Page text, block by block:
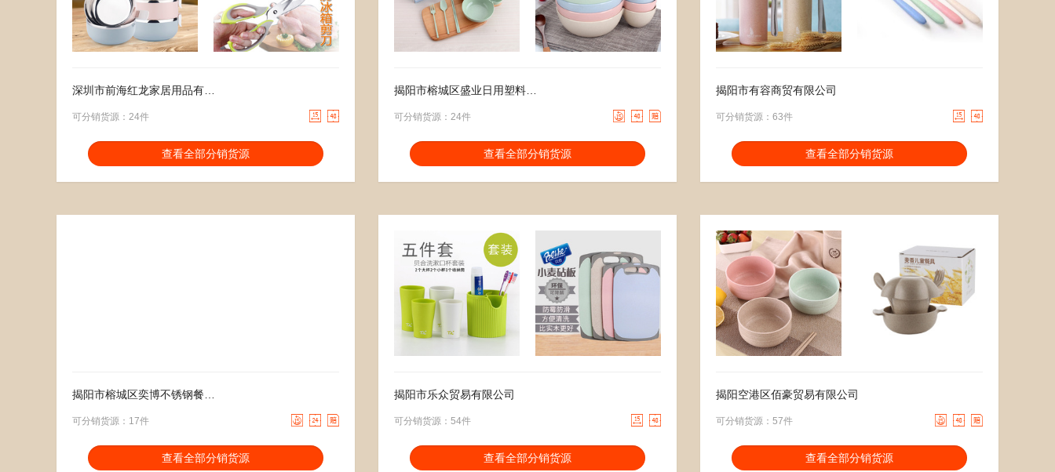
可分销货源：24件  
分销能力： 货描相符：
查看全部分销货源
可分销货源：24件   
分销能力： 货描相符：
查看全部分销货源
揭阳市有容商贸有限公司
可分销货源：63件  
分销能力： 货描相符：
查看全部分销货源
可分销货源：17件   
分销能力： 货描相符：
查看全部分销货源
揭阳市乐众贸易有限公司
可分销货源：54件  
分销能力： 货描相符：
查看全部分销货源
揭阳空港区佰豪贸易有限公司
可分销货源：57件   
分销能力： 货描相符：
查看全部分销货源